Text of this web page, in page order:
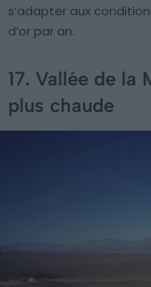
s’adapter aux
d’or par an.
17. Vallée de la
plus chaude